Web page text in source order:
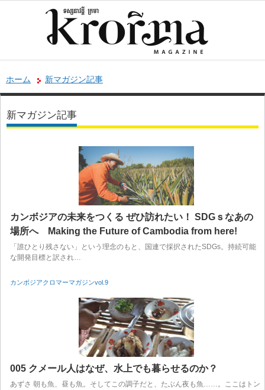
ホーム 新マガジン記事
新マガジン記事
カンボジアの未来をつくる ぜひ訪れたい！ SDGｓなあの
場所へ Making the Future of Cambodia from here!
「誰ひとり残さない」という理念のもと、国連で採択されたSDGs。持続可能
な開発目標と訳され…
カンボジアクロマーマガジンvol.9
005 クメール人はなぜ、水上でも暮らせるのか？
あずさ 朝も魚、昼も魚。そしてこの調子だと、たぶん夜も魚……。ここはトン